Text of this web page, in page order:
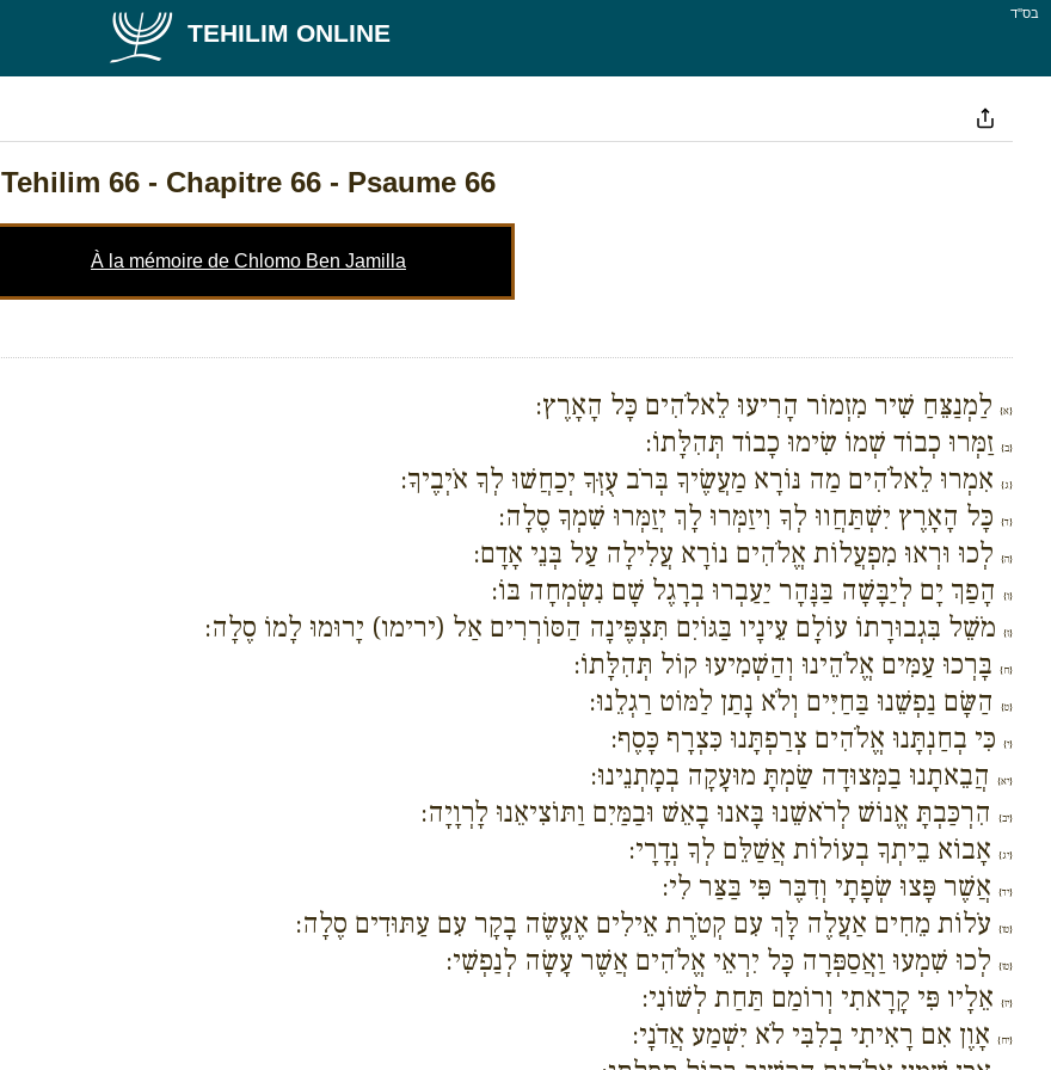
בס''ד
TEHILIM ONLINE
Tehilim 66 - Chapitre 66 - Psaume 66
À la mémoire de Chlomo Ben Jamilla
{א} לַמְנַצֵּחַ שִׁיר מִזְמוֹר הָרִיעוּ לֵאלֹהִים כָּל הָאָרֶץ:
{ב} זַמְּרוּ כְבוֹד שְׁמוֹ שִׂימוּ כָבוֹד תְּהִלָּתוֹ:
{ג} אִמְרוּ לֵאלֹהִים מַה נּוֹרָא מַעֲשֶׂיךָ בְּרֹב עֻזְּךָ יְכַחֲשׁוּ לְךָ אֹיְבֶיךָ:
{ד} כָּל הָאָרֶץ יִשְׁתַּחֲווּ לְךָ וִיזַמְּרוּ לָךְ יְזַמְּרוּ שִׁמְךָ סֶלָה:
{ה} לְכוּ וּרְאוּ מִפְעֲלוֹת אֱלֹהִים נוֹרָא עֲלִילָה עַל בְּנֵי אָדָם:
{ו} הָפַךְ יָם לְיַבָּשָׁה בַּנָּהָר יַעַבְרוּ בְרָגֶל שָׁם נִשְׂמְחָה בּוֹ:
{ז} מֹשֵׁל בִּגְבוּרָתוֹ עוֹלָם עֵינָיו בַּגּוֹיִם תִּצְפֶּינָה הַסּוֹרְרִים אַל (ירימו) יָרוּמוּ לָמוֹ סֶלָה:
{ח} בָּרְכוּ עַמִּים אֱלֹהֵינוּ וְהַשְׁמִיעוּ קוֹל תְּהִלָּתוֹ:
{ט} הַשָּׂם נַפְשֵׁנוּ בַּחַיִּים וְלֹא נָתַן לַמּוֹט רַגְלֵנוּ:
{י} כִּי בְחַנְתָּנוּ אֱלֹהִים צְרַפְתָּנוּ כִּצְרָף כָּסֶף:
{יא} הֲבֵאתָנוּ בַמְּצוּדָה שַׂמְתָּ מוּעָקָה בְמָתְנֵינוּ:
{יב} הִרְכַּבְתָּ אֱנוֹשׁ לְרֹאשֵׁנוּ בָּאנוּ בָאֵשׁ וּבַמַּיִם וַתּוֹצִיאֵנוּ לָרְוָיָה:
{יג} אָבוֹא בֵיתְךָ בְעוֹלוֹת אֲשַׁלֵּם לְךָ נְדָרָי:
{יד} אֲשֶׁר פָּצוּ שְׂפָתָי וְדִבֶּר פִּי בַּצַּר לִי:
{טו} עֹלוֹת מֵחִים אַעֲלֶה לָּךְ עִם קְטֹרֶת אֵילִים אֶעֱשֶׂה בָקָר עִם עַתּוּדִים סֶלָה:
{טז} לְכוּ שִׁמְעוּ וַאֲסַפְּרָה כָּל יִרְאֵי אֱלֹהִים אֲשֶׁר עָשָׂה לְנַפְשִׁי:
{יז} אֵלָיו פִּי קָרָאתִי וְרוֹמַם תַּחַת לְשׁוֹנִי:
{יח} אָוֶן אִם רָאִיתִי בְלִבִּי לֹא יִשְׁמַע אֲדֹנָי: